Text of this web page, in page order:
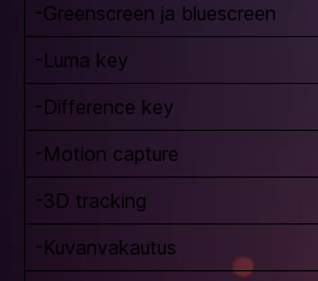
-Greenscreen ja bluescreen
-Luma key
-Difference key
-Motion capture
-3D tracking
-Kuvanvakautus